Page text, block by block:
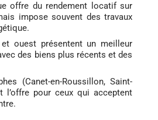
offre du rendement locatif sur
impose souvent des travaux
ouest présentent un meilleur
des biens plus récents et des
(Canet-en-Roussillon, Saint-
l’offre pour ceux qui acceptent